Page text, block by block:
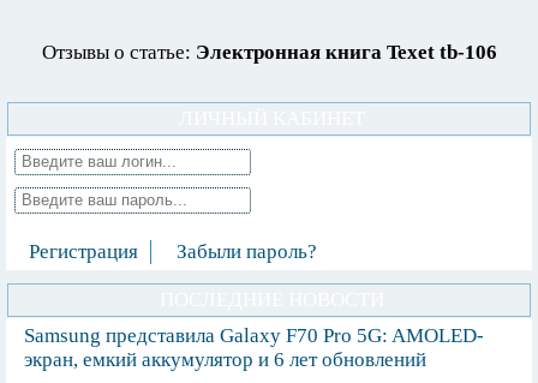
Отзывы о статье: Электронная книга Texet tb-106
Регистрация Забыли пароль?
Samsung представила Galaxy F70 Pro 5G: AMOLED-
экран, емкий аккумулятор и 6 лет обновлений